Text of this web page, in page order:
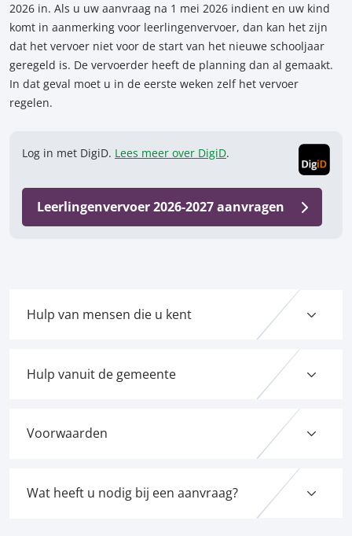
2026 in. Als u uw aanvraag na 1 mei 2026 indient en uw kind
komt in aanmerking voor leerlingenvervoer, dan kan het zijn
dat het vervoer niet voor de start van het nieuwe schooljaar
geregeld is. De vervoerder heeft de planning dan al gemaakt.
In dat geval moet u in de eerste weken zelf het vervoer
regelen.
Log in met DigiD. Lees meer over DigiD.
Leerlingenvervoer 2026-2027 aanvragen
Hulp van mensen die u kent
Hulp vanuit de gemeente
Voorwaarden
Wat heeft u nodig bij een aanvraag?